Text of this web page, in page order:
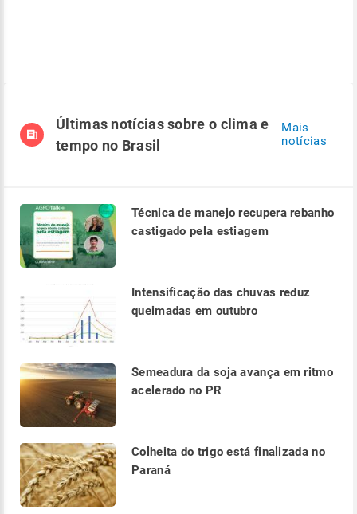
Últimas notícias sobre o clima e
tempo no Brasil
Mais
notícias
Técnica de manejo recupera rebanho
castigado pela estiagem
Intensificação das chuvas reduz
queimadas em outubro
Semeadura da soja avança em ritmo
acelerado no PR
Colheita do trigo está finalizada no
Paraná